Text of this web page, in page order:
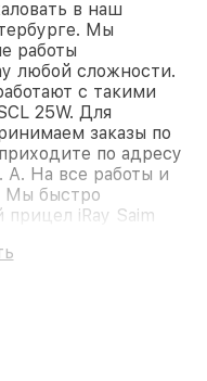
в наш
Мы
работы
любой сложности.
с такими
25W. Для
заказы по
по адресу
А. На все работы и
Мы быстро
iRay Saim